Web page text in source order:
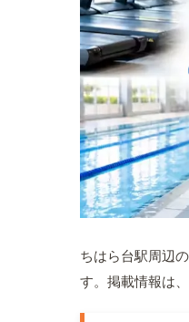
ちはら台駅周辺
す。掲載情報は